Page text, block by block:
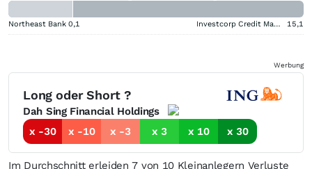
Northeast Bank 0,1 Investcorp Credit Management BDC 15,1
Werbung
Long oder Short ?
Dah Sing Financial Holdings
x -30
x -10 x -3 x 3 x 10 x 30
Im Durchschnitt erleiden 7 von 10 Kleinanlegern Verluste